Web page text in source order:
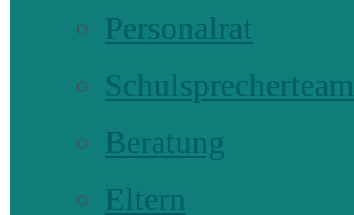
Personalrat
Schulsprecherteam
Beratung
Eltern